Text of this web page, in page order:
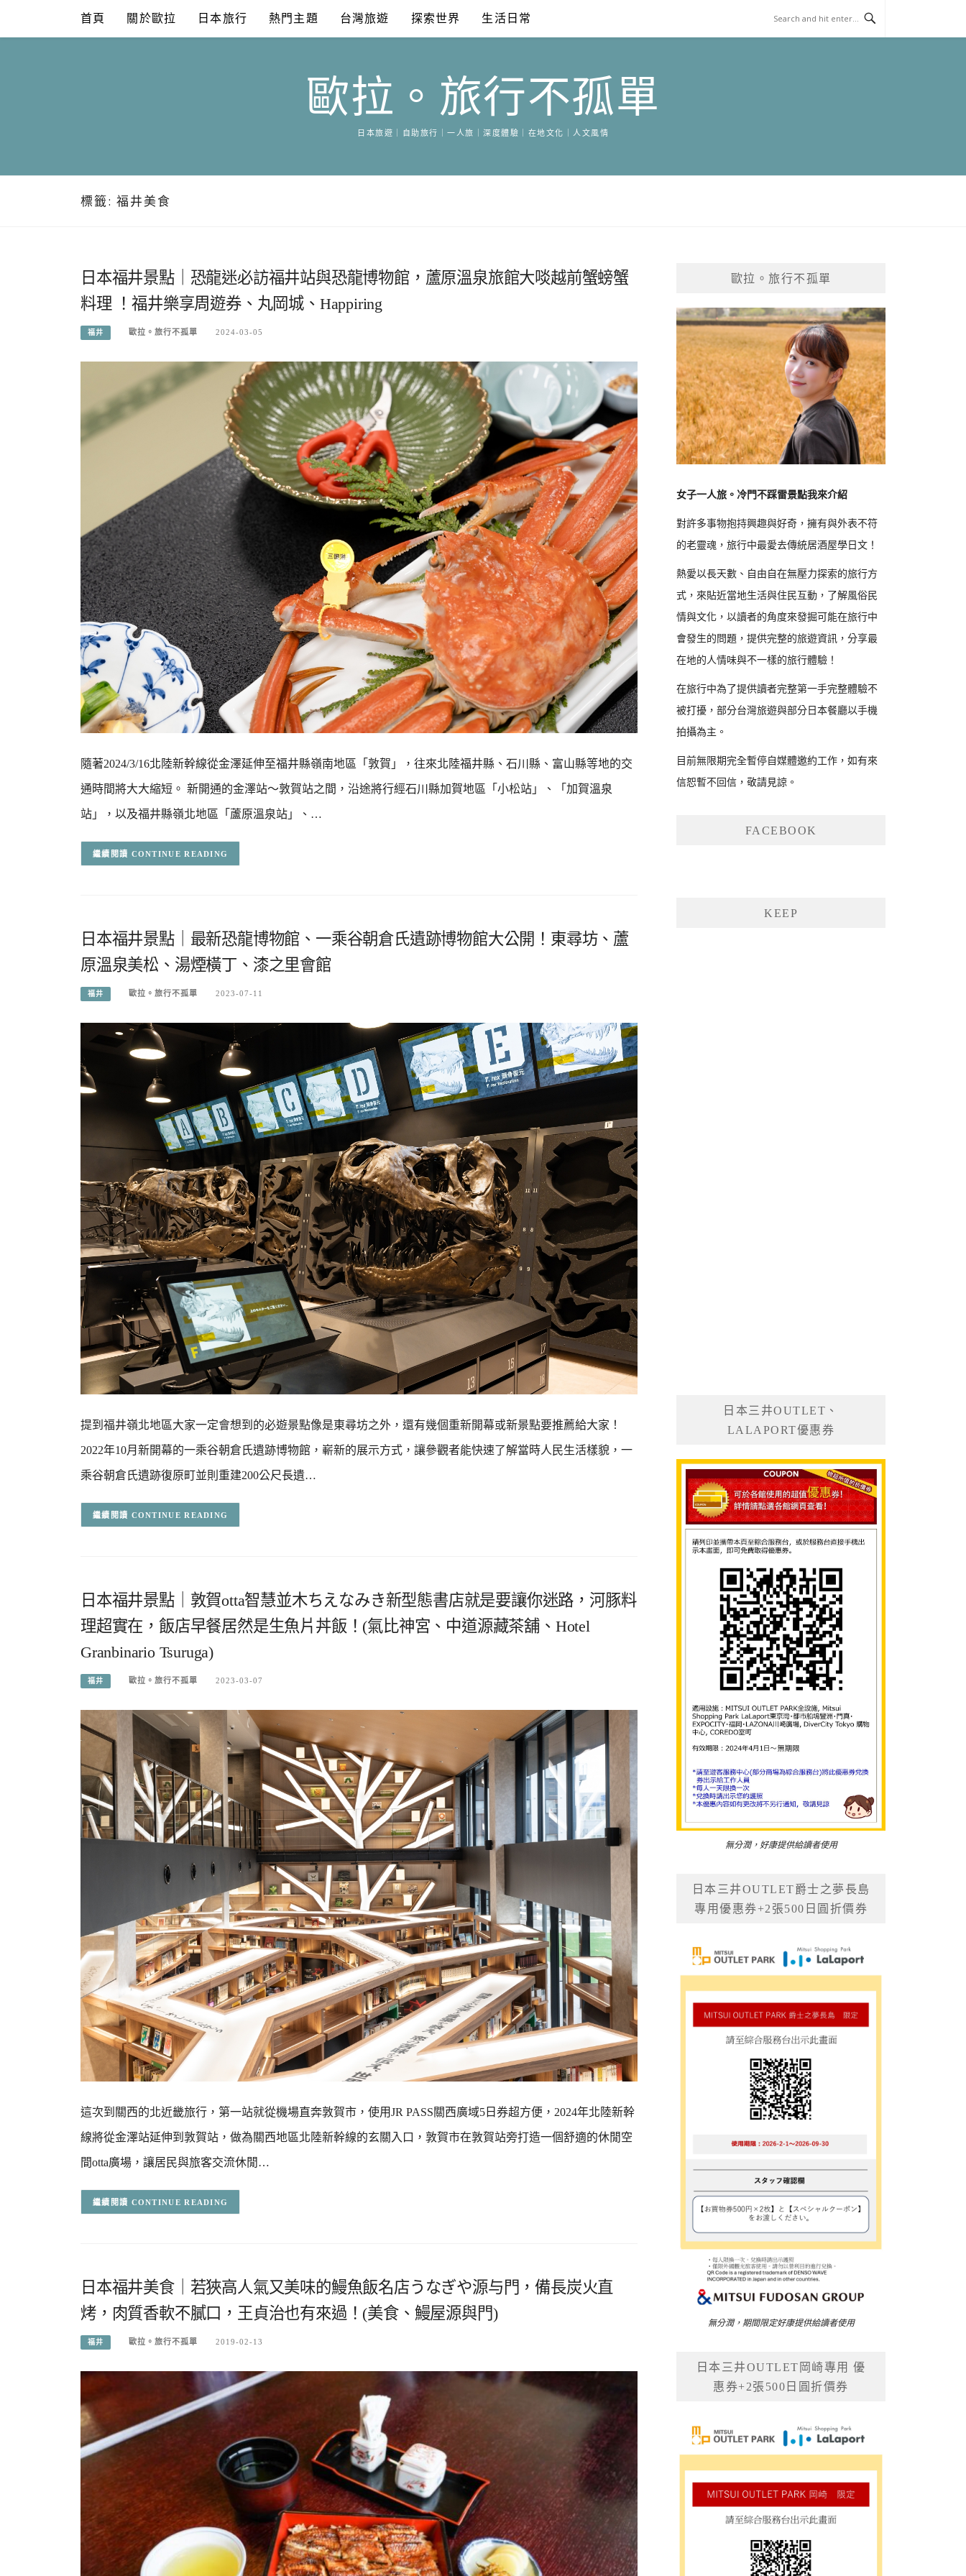
content
首頁 關於歐拉 日本旅行 熱門主題 台灣旅遊 探索世界 生活日常
歐拉。旅行不孤單
日本旅遊｜自助旅行｜一人旅｜深度體驗｜在地文化｜人文風情
標籤: 福井美食
日本福井景點｜恐龍迷必訪福井站與恐龍博物館，蘆原溫泉旅館大啖越前蟹螃蟹
料理 ！福井樂享周遊券、丸岡城、Happiring
福井 歐拉。旅行不孤單 2024-03-05
隨著2024/3/16北陸新幹線從金澤延伸至福井縣嶺南地區「敦賀」，往來北陸福井縣、石川縣、富山縣等地的交
通時間將大大縮短。 新開通的金澤站～敦賀站之間，沿途將行經石川縣加賀地區「小松站」、「加賀溫泉
站」，以及福井縣嶺北地區「蘆原溫泉站」、…
CONTINUE READING
日本福井景點｜最新恐龍博物館、一乘谷朝倉氏遺跡博物館大公開！東尋坊、蘆
原溫泉美松、湯煙橫丁、漆之里會館
福井 歐拉。旅行不孤單 2023-07-11
提到福井嶺北地區大家一定會想到的必遊景點像是東尋坊之外，還有幾個重新開幕或新景點要推薦給大家！
2022年10月新開幕的一乘谷朝倉氏遺跡博物館，嶄新的展示方式，讓參觀者能快速了解當時人民生活樣貌，一
乘谷朝倉氏遺跡復原町並則重建200公尺長遺…
CONTINUE READING
日本福井景點｜敦賀otta智慧並木ちえなみき新型態書店就是要讓你迷路，河豚料
理超實在，飯店早餐居然是生魚片丼飯！(氣比神宮、中道源藏茶舖、Hotel
Granbinario Tsuruga)
福井 歐拉。旅行不孤單 2023-03-07
這次到關西的北近畿旅行，第一站就從機場直奔敦賀市，使用JR PASS關西廣域5日券超方便，2024年北陸新幹
線將從金澤站延伸到敦賀站，做為關西地區北陸新幹線的玄關入口，敦賀市在敦賀站旁打造一個舒適的休閒空
間otta廣場，讓居民與旅客交流休閒…
CONTINUE READING
日本福井美食｜若狹高人氣又美味的鰻魚飯名店うなぎや源与門，備長炭火直
烤，肉質香軟不膩口，王貞治也有來過！(美食、鰻屋源與門)
福井 歐拉。旅行不孤單 2019-02-13
歐拉。旅行不孤單
女子一人旅。冷門不踩雷景點我來介紹
對許多事物抱持興趣與好奇，擁有與外表不符
的老靈魂，旅行中最愛去傳統居酒屋學日文！
熱愛以長天數、自由自在無壓力探索的旅行方
式，來貼近當地生活與住民互動，了解風俗民
情與文化，以讀者的角度來發掘可能在旅行中
會發生的問題，提供完整的旅遊資訊，分享最
在地的人情味與不一樣的旅行體驗！
在旅行中為了提供讀者完整第一手完整體驗不
被打擾，部分台灣旅遊與部分日本餐廳以手機
拍攝為主。
目前無限期完全暫停自媒體邀約工作，如有來
信恕暫不回信，敬請見諒。
FACEBOOK
KEEP
日本三井OUTLET、
LALAPORT優惠券
無分潤，好康提供給讀者使用
日本三井OUTLET爵士之夢長島
專用優惠券+2張500日圓折價券
無分潤，期間限定好康提供給讀者使用
日本三井OUTLET岡崎專用 優
惠券+2張500日圓折價券